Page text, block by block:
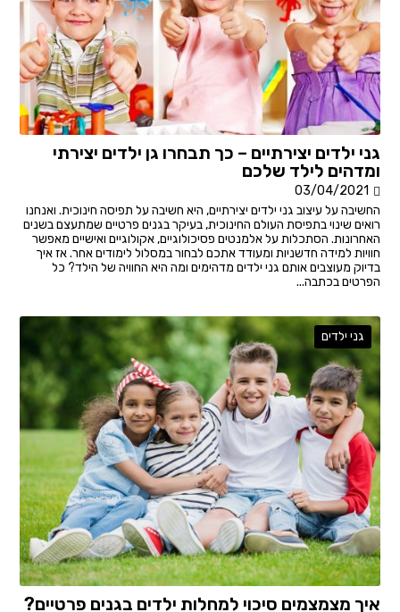
גני ילדים יצירתיים – כך תבחרו גן ילדים יצירתי
ומדהים לילד שלכם
03/04/2021
החשיבה על עיצוב גני ילדים יצירתיים, היא חשיבה על תפיסה חינוכית. ואנחנו
רואים שינוי בתפיסת העולם החינוכית, בעיקר בגנים פרטיים שמתעצם בשנים
האחרונות. הסתכלות על אלמנטים פסיכולוגיים, אקולוגיים ואישיים מאפשר
חוויות למידה חדשניות ומעודד אתכם לבחור במסלול לימודים אחר. אז איך
בדיוק מעוצבים אותם גני ילדים מדהימים ומה היא החוויה של הילד? כל
הפרטים בכתבה...
גני ילדים
איך מצמצמים סיכוי למחלות ילדים בגנים פרטיים?